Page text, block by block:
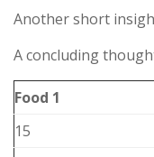
Another short
A concluding
Food 1
15